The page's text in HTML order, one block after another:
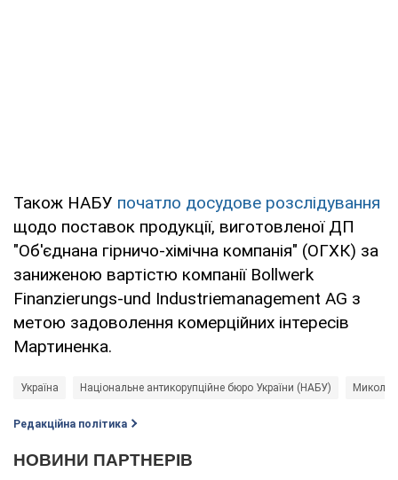
Також НАБУ початло досудове розслідування
щодо поставок продукції, виготовленої ДП
"Об'єднана гірничо-хімічна компанія" (ОГХК) за
заниженою вартістю компанії Bollwerk
Finanzierungs-und Industriemanagement AG з
метою задоволення комерційних інтересів
Мартиненка.
Україна Національне антикорупційне бюро України (НАБУ) Микола
Редакційна політика